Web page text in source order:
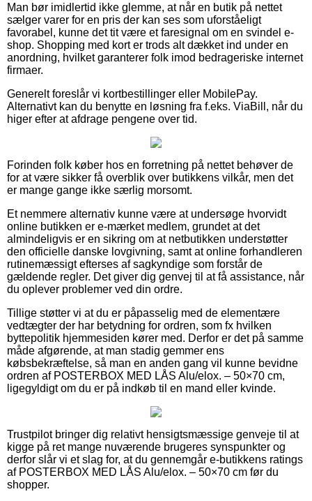
Man bør imidlertid ikke glemme, at når en butik på nettet
sælger varer for en pris der kan ses som uforståeligt
favorabel, kunne det tit være et faresignal om en svindel e-
shop. Shopping med kort er trods alt dækket ind under en
anordning, hvilket garanterer folk imod bedrageriske internet
firmaer.
Generelt foreslår vi kortbestillinger eller MobilePay.
Alternativt kan du benytte en løsning fra f.eks. ViaBill, når du
higer efter at afdrage pengene over tid.
Forinden folk køber hos en forretning på nettet behøver de
for at være sikker få overblik over butikkens vilkår, men det
er mange gange ikke særlig morsomt.
Et nemmere alternativ kunne være at undersøge hvorvidt
online butikken er e-mærket medlem, grundet at det
almindeligvis er en sikring om at netbutikken understøtter
den officielle danske lovgivning, samt at online forhandleren
rutinemæssigt efterses af sagkyndige som forstår de
gældende regler. Det giver dig genvej til at få assistance, når
du oplever problemer ved din ordre.
Tillige støtter vi at du er påpasselig med de elementære
vedtægter der har betydning for ordren, som fx hvilken
byttepolitik hjemmesiden kører med. Derfor er det på samme
måde afgørende, at man stadig gemmer ens
købsbekræftelse, så man en anden gang vil kunne bevidne
ordren af POSTERBOX MED LÅS Alu/elox. – 50×70 cm,
ligegyldigt om du er på indkøb til en mand eller kvinde.
Trustpilot bringer dig relativt hensigtsmæssige genveje til at
kigge på ret mange nuværende brugeres synspunkter og
derfor slår vi et slag for, at du gennemgår e-butikkens ratings
af POSTERBOX MED LÅS Alu/elox. – 50×70 cm før du
shopper.